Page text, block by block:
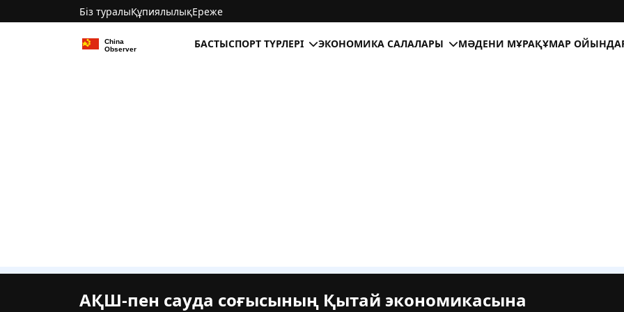
Біз туралыҚұпиялылықЕреже
БАСТЫСПОРТ ТҮРЛЕРІ ЭКОНОМИКА САЛАЛАРЫ МӘДЕНИ МҰРАҚҰМАР
АҚШ-пен сауда соғысының Қытай экономикасына